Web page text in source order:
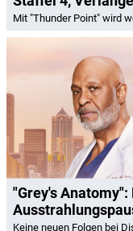
Mit "Thunder Point" wird
"Grey's
Keine neuen Folgen bei